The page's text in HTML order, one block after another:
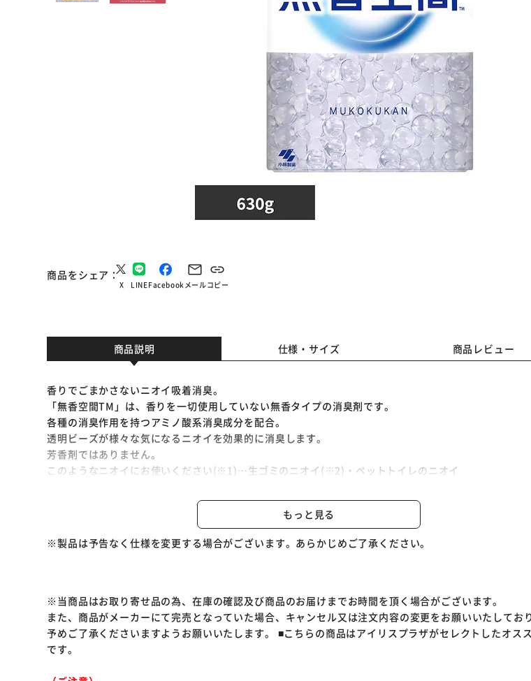
商品をシェア
X LINEFacebook メールコピー
商品説明 仕様・サイズ 商品レビュー
香りでごまかさないニオイ吸着消臭。
「無香空間TM」は、香りを一切使用していない無香タイプの消臭剤です。
各種の消臭作用を持つアミノ酸系消臭成分を配合。
透明ビーズが様々な気になるニオイを効果的に消臭します。
芳香剤ではありません。
このようなニオイにお使いください(※1)…生ゴミのニオイ(※2)・ペットトイレのニオイ
※1…芳香消臭脱臭剤協議会の自主基準に基づき、5Lの閉鎖空間にて300分以内に90%以上の悪臭減少効
※2…当社試験結果・硫化水素にて検証。
(50%減少するとニオイが弱くなったと感じられます(当社調べ))
※リニューアルに伴い、パッケージ・内容等予告なく変更する場合がございます。
予めご了承ください。
もっと見る
※製品は予告なく仕様を変更する場合がございます。あらかじめご了承ください。
※当商品はお取り寄せ品の為、在庫の確認及び商品のお届けまでお時間を頂く場合がございます。
また、商品がメーカーにて完売となっていた場合、キャンセル又は注文内容の変更をお願いいたしており
予めご了承くださいますようお願いいたします。 ■こちらの商品はアイリスプラザがセレクトしたオス
です。
※ご確認ください
カートに入れる 購入